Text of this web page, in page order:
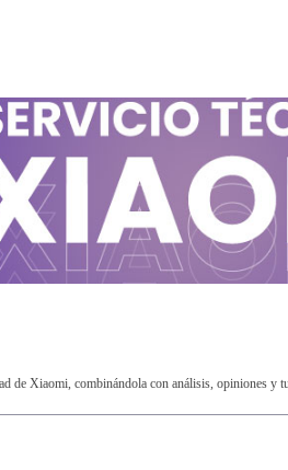
Xiaomi, combinándola con análisis, opiniones y